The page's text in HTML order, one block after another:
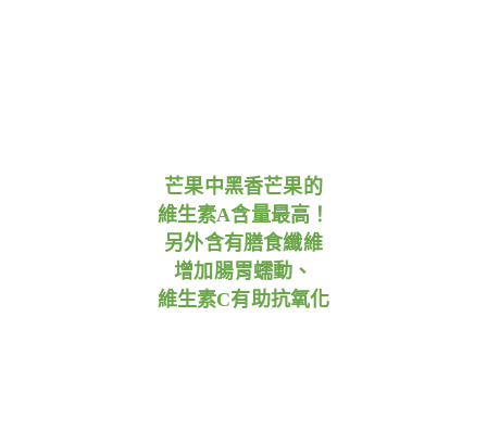
芒果中黑香芒果的
維生素A含量最高！
另外含有膳食纖維
增加腸胃蠕動、
維生素C有助抗氧化